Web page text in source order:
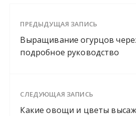
ПРЕДЫДУЩАЯ ЗАПИСЬ
Выращивание огурцов
подробное руководство
СЛЕДУЮЩАЯ ЗАПИСЬ
Какие овощи и цветы